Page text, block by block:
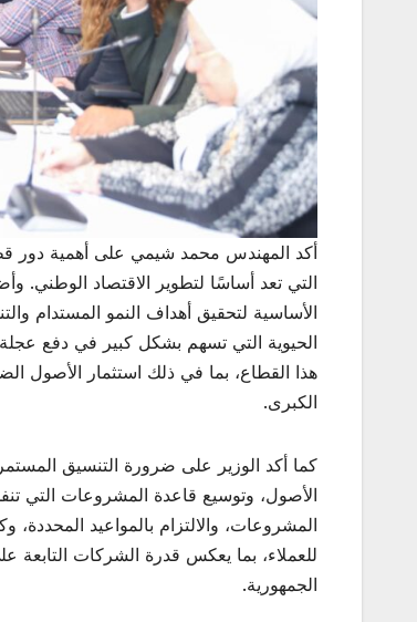
أكد المهندس محمد شيمي على أهمية دور
التي تعد أساسًا لتطوير الاقتصاد الوطني.
الأساسية لتحقيق أهداف النمو المستدام
الحيوية التي تسهم بشكل كبير في دفع عجلة
هذا القطاع، بما في ذلك استثمار الأصول
الكبرى.
كما أكد الوزير على ضرورة التنسيق
الأصول، وتوسيع قاعدة المشروعات التي
المشروعات، والالتزام بالمواعيد
للعملاء، بما يعكس قدرة الشركات التابعة
الجمهورية.